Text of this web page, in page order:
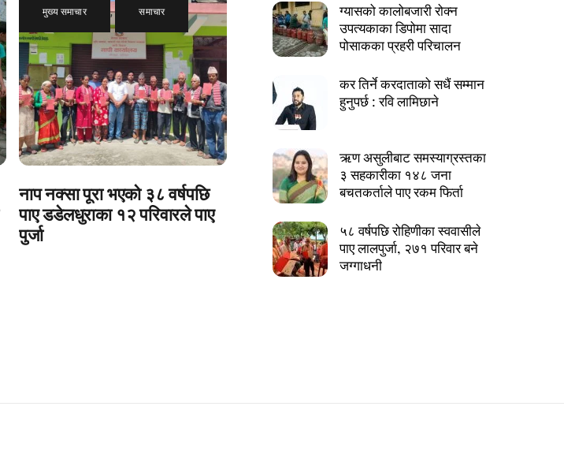
मुख्य समाचार , समाचार
नाप नक्सा पूरा भएको ३८ वर्षपछि
पाए डडेलधुराका १२ परिवारले पाए
पुर्जा
ग्यासको कालोबजारी रोक्न
उपत्यकाका डिपोमा सादा
पोसाकका प्रहरी परिचालन
कर तिर्ने करदाताको सधैं सम्मान
हुनुपर्छ : रवि लामिछाने
ऋण असुलीबाट समस्याग्रस्तका
३ सहकारीका १४८ जना
बचतकर्ताले पाए रकम फिर्ता
५८ वर्षपछि रोहिणीका स्ववासीले
पाए लालपुर्जा, २७१ परिवार बने
जग्गाधनी